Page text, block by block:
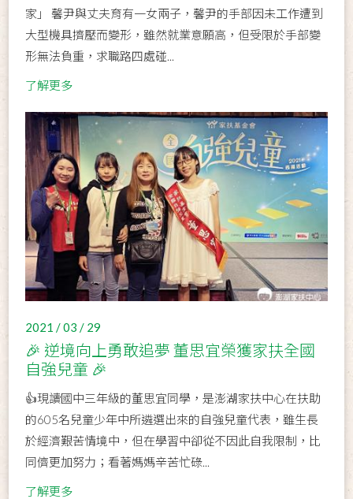
家」 馨尹與丈夫育有一女兩子，馨尹的手部因未工作遭到
大型機具擠壓而變形，雖然就業意願高，但受限於手部變
形無法負重，求職路四處碰...
了解更多
2021 / 03 / 29
🎉 逆境向上勇敢追夢 董思宜榮獲家扶全國
自強兒童 🎉
👍️現讀國中三年級的董思宜同學，是澎湖家扶中心在扶助
的605名兒童少年中所遴選出來的自強兒童代表，雖生長
於經濟艱苦情境中，但在學習中卻從不因此自我限制，比
同儕更加努力；看著媽媽辛苦忙碌...
了解更多